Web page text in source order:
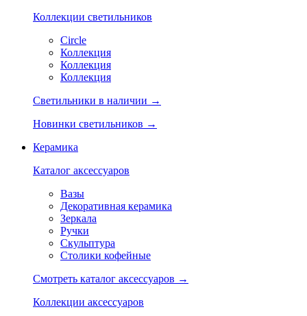
Коллекции светильников
Circle
Коллекция
Коллекция
Коллекция
Светильники в наличии →
Новинки светильников →
Керамика
Каталог аксессуаров
Вазы
Декоративная керамика
Зеркала
Ручки
Скульптура
Столики кофейные
Смотреть каталог аксессуаров →
Коллекции аксессуаров